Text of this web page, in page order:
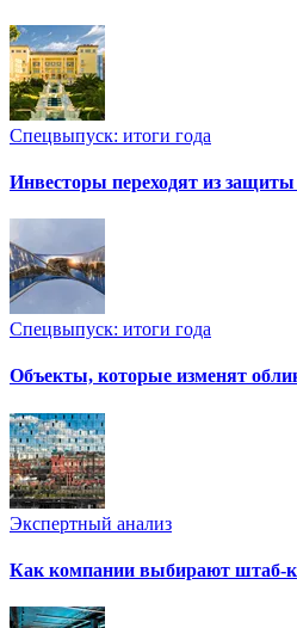
Спецвыпуск: итоги года
Инвесторы переходят из защиты
Спецвыпуск: итоги года
Объекты, которые изменят
Экспертный анализ
Как компании выбирают штаб-